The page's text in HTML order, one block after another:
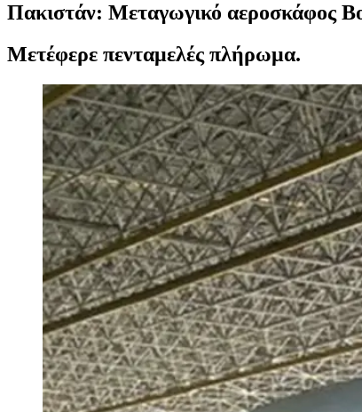
Πακιστάν: Μεταγωγικό αεροσκάφος
Μετέφερε πενταμελές πλήρωμα.